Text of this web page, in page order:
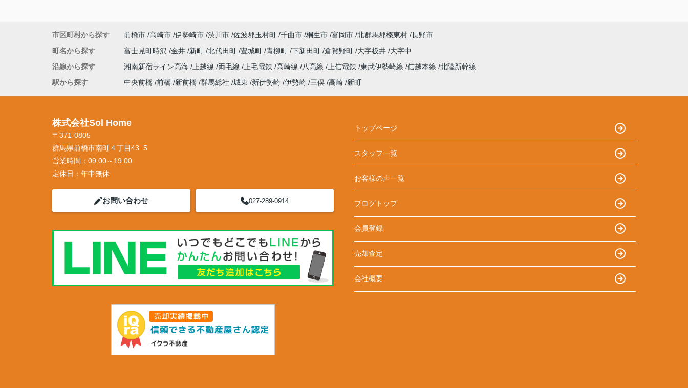
市区町村から探す 前橋市 高崎市 伊勢崎市 渋川市 佐波郡玉村町 千曲市 桐生市 富岡市 北群馬郡榛東村 長野市
町名から探す
富士見町時沢 金井 新町 北代田町 豊城町 青柳町 下新田町 倉賀野町 大字板井 大字中
沿線から探す
湘南新宿ライン高海 上越線 両毛線 上毛電鉄 高崎線 八高線 上信電鉄 東武伊勢崎線 信越本線 北陸新幹線
駅から探す
中央前橋 前橋 新前橋 群馬総社 城東 新伊勢崎 伊勢崎 三俣 高崎 新町
株式会社Sol Home
〒371-0805
群馬県前橋市南町４丁目43−5
営業時間： 09:00～19:00
定休日： 年中無休
お問い合わせ 027-289-0914
トップページ
スタッフ一覧
お客様の声一覧
ブログトップ
会員登録
売却査定
会社概要